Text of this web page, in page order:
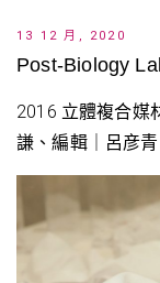
13 12 月, 2020
Post-Biology
2016 立體複合媒
謙、編輯｜呂彦